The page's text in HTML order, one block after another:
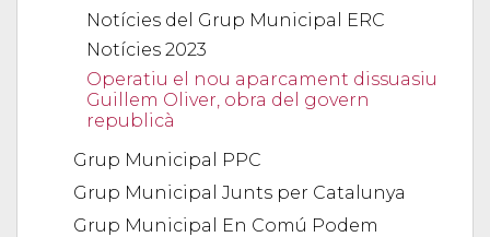
Notícies del Grup Municipal ERC
Notícies 2023
Operatiu el nou aparcament dissuasiu
Guillem Oliver, obra del govern
republicà
Grup Municipal PPC
Grup Municipal Junts per Catalunya
Grup Municipal En Comú Podem